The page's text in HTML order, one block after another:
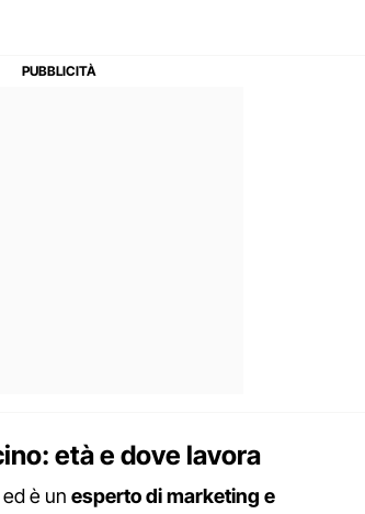
età e dove lavora
ed è un esperto di marketing e